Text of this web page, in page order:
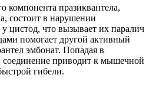
компонента празиквантела,
состоит в нарушении
цистод, что вызывает их паралич
помогает другой активный
эмбонат. Попадая в
приводит к мышечной
гибели.